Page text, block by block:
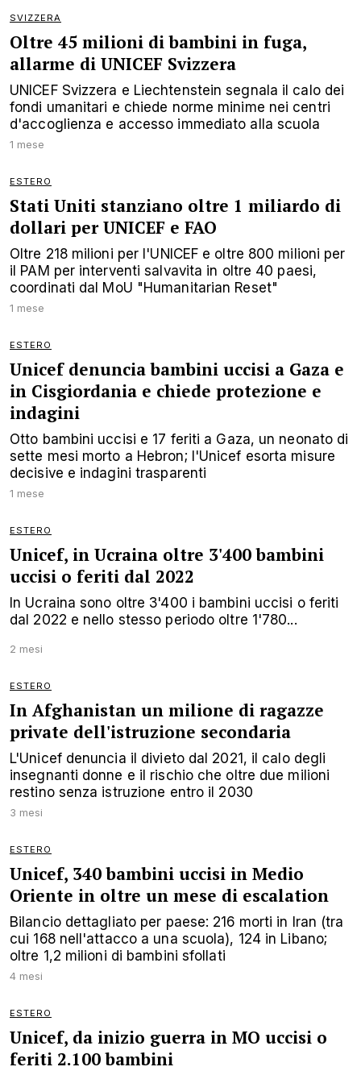
SVIZZERA
Oltre 45 milioni di bambini in fuga,
allarme di UNICEF Svizzera
UNICEF Svizzera e Liechtenstein segnala il calo dei
fondi umanitari e chiede norme minime nei centri
d'accoglienza e accesso immediato alla scuola
1 mese
ESTERO
Stati Uniti stanziano oltre 1 miliardo di
dollari per UNICEF e FAO
Oltre 218 milioni per l'UNICEF e oltre 800 milioni per
il PAM per interventi salvavita in oltre 40 paesi,
coordinati dal MoU "Humanitarian Reset"
1 mese
ESTERO
Unicef denuncia bambini uccisi a Gaza e
in Cisgiordania e chiede protezione e
indagini
Otto bambini uccisi e 17 feriti a Gaza, un neonato di
sette mesi morto a Hebron; l'Unicef esorta misure
decisive e indagini trasparenti
1 mese
ESTERO
Unicef, in Ucraina oltre 3'400 bambini
uccisi o feriti dal 2022
In Ucraina sono oltre 3'400 i bambini uccisi o feriti
dal 2022 e nello stesso periodo oltre 1'780...
2 mesi
ESTERO
In Afghanistan un milione di ragazze
private dell'istruzione secondaria
L'Unicef denuncia il divieto dal 2021, il calo degli
insegnanti donne e il rischio che oltre due milioni
restino senza istruzione entro il 2030
3 mesi
ESTERO
Unicef, 340 bambini uccisi in Medio
Oriente in oltre un mese di escalation
Bilancio dettagliato per paese: 216 morti in Iran (tra
cui 168 nell'attacco a una scuola), 124 in Libano;
oltre 1,2 milioni di bambini sfollati
4 mesi
ESTERO
Unicef, da inizio guerra in MO uccisi o
feriti 2.100 bambini